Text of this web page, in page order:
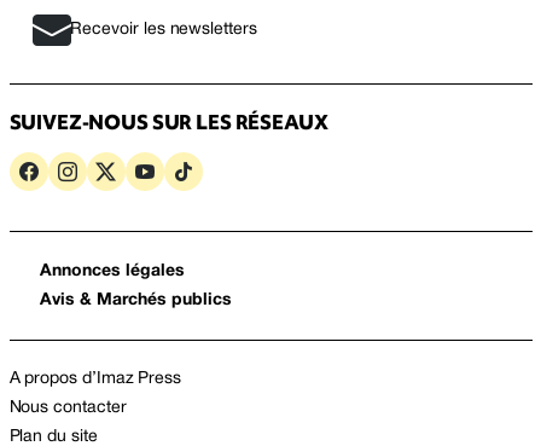
Recevoir les newsletters
SUIVEZ-NOUS SUR LES RÉSEAUX
Annonces légales
Avis & Marchés publics
A propos d’Imaz Press
Nous contacter
Plan du site